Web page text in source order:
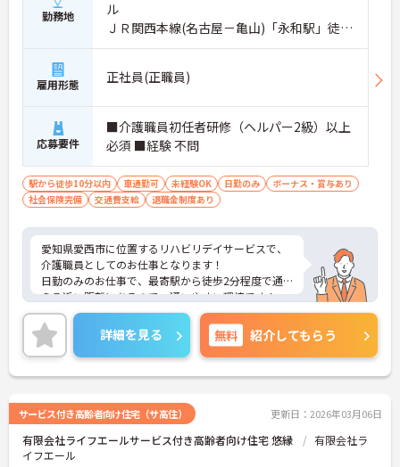
勤務地
ル
ＪＲ関西本線(名古屋－亀山)「永和駅」徒歩
2分
雇用形態 正社員(正職員)
応募要件
■介護職員初任者研修（ヘルパー2級）以上
必須 ■経験 不問
駅から徒歩10分以内 車通勤可 未経験OK 日勤のみ
ボーナス・賞与あり
社会保険完備
交通費支給 退職金制度あり
愛知県愛西市に位置するリハビリデイサービスで、
介護職員としてのお仕事となります！
日勤のみのお仕事で、最寄駅から徒歩2分程度で通
える近い距離にあるので、通いやすい環境です！
ご興味をお持ちの方には詳細の情報や面接のポイン
トをお伝えしますのでお気軽にお問い合わせくださ
いませ。
詳細を見る 無料 紹介してもらう
サービス付き高齢者向け住宅（サ高住） 更新日：2026年03月06日
有限会社ライフエールサービス付き高齢者向け住宅 悠縁
有限会社ラ
イフエール